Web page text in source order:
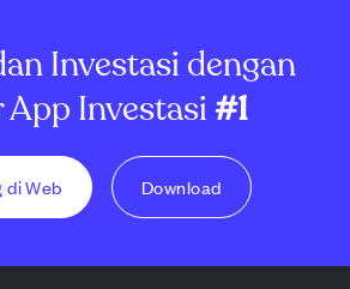
Investasi dengan
App Investasi#1
di Web Download